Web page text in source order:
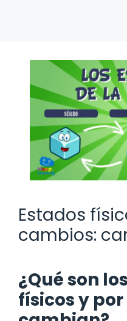
Estados
cambios:
¿Qué son
físicos y